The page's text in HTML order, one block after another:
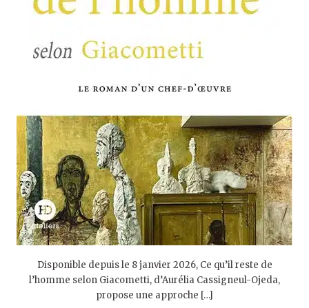
Disponible depuis le 8 janvier 2026, Ce qu’il reste de
l’homme selon Giacometti, d’Aurélia Cassigneul-Ojeda,
propose une approche […]